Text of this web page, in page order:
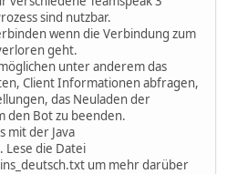
sind nutzbar.
wenn die Verbindung zum
geht.
unter anderem das
Client Informationen abfragen,
das Neuladen der
den Bot zu beenden.
mit der Java
Lese die Datei
um mehr darüber